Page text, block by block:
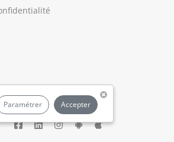
Paramétrer Accepter